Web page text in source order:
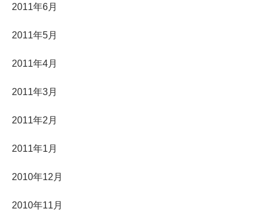
2011年6月
2011年5月
2011年4月
2011年3月
2011年2月
2011年1月
2010年12月
2010年11月